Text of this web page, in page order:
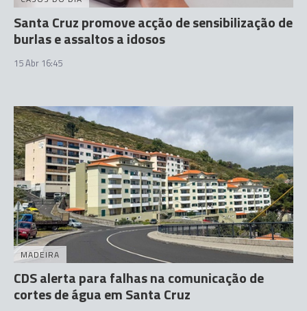
Santa Cruz promove acção de sensibilização de
burlas e assaltos a idosos
15 Abr 16:45
MADEIRA
CDS alerta para falhas na comunicação de
cortes de água em Santa Cruz